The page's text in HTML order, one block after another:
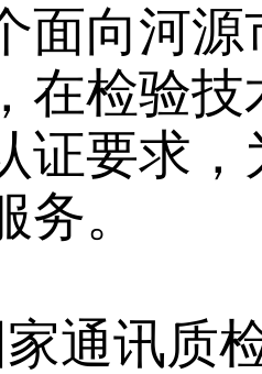
面向河
在检验
证要求
。
家通讯质